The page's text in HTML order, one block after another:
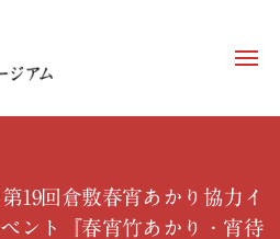
メ
ー
第19回倉敷春宵あかり協力イ
ベント『春宵竹あかり・宵待